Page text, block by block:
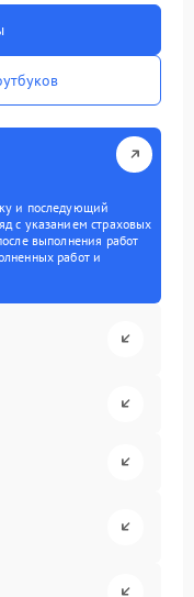
и последующий
с указанием страховых
выполнения работ
работ и